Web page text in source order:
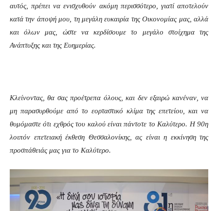
αυτός, πρέπει να ενισχυθούν ακόμη περισσότερο, γιατί αποτελούν
κατά την άποψή μου, τη μεγάλη ευκαιρία της Οικονομίας μας, αλλά
και όλων μας, ώστε να κερδίσουμε το μεγάλο στοίχημα της
Ανάπτυξης και της Ευημερίας.
Κλείνοντας, θα σας προέτρεπα όλους, και δεν εξαιρώ κανέναν, να
μη παρασυρθούμε από το εορταστικό κλίμα της επετείου, και να
θυμόμαστε ότι εχθρός του καλού είναι πάντοτε το Καλύτερο. Η 90η
λοιπόν επετειακή έκθεση Θεσσαλονίκης, ας είναι η εκκίνηση της
προσπάθειάς μας για το Καλύτερο.